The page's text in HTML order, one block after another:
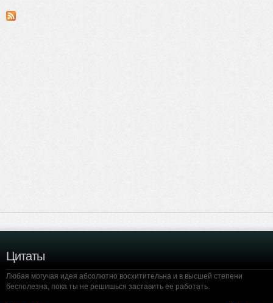
Цитаты
Любая могучая идея абсолютно восхитительна и в высшей степени
бесполезна, пока ты не решишься заставить ее работать.